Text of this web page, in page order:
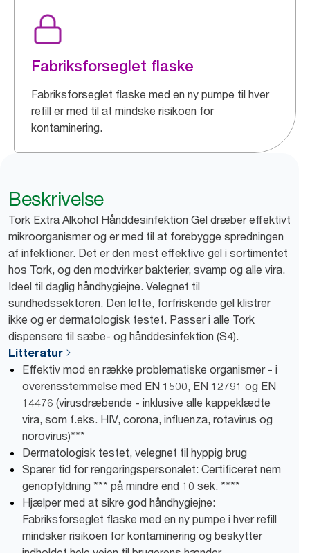
Fabriksforseglet flaske
Fabriksforseglet flaske med en ny pumpe til hver
refill er med til at mindske risikoen for
kontaminering.
Beskrivelse
Tork Extra Alkohol Hånddesinfektion Gel dræber effektivt
mikroorganismer og er med til at forebygge spredningen
af infektioner. Det er den mest effektive gel i sortimentet
hos Tork, og den modvirker bakterier, svamp og alle vira.
Ideel til daglig håndhygiejne. Velegnet til
sundhedssektoren. Den lette, forfriskende gel klistrer
ikke og er dermatologisk testet. Passer i alle Tork
dispensere til sæbe- og hånddesinfektion (S4).
Litteratur
Effektiv mod en række problematiske organismer - i
overensstemmelse med EN 1500, EN 12791 og EN
14476 (virusdræbende - inklusive alle kappeklædte
vira, som f.eks. HIV, corona, influenza, rotavirus og
norovirus)***
Dermatologisk testet, velegnet til hyppig brug
Sparer tid for rengøringspersonalet: Certificeret nem
genopfyldning *** på mindre end 10 sek. ****
Hjælper med at sikre god håndhygiejne:
Fabriksforseglet flaske med en ny pumpe i hver refill
mindsker risikoen for kontaminering og beskytter